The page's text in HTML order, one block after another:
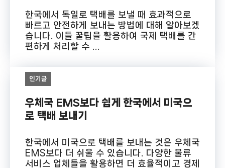
한국에서 독일로 택배를 보낼 때 효과적으로
빠르고 안전하게 보내는 방법에 대해 알아보겠
습니다. 이들 꿀팁을 활용하여 국제 택배를 간
편하게 처리할 수 ...
인기글
우체국 EMS보다 쉽게 한국에서 미국으
로 택배 보내기
한국에서 미국으로 택배를 보내는 것은 우체국
EMS보다 더 쉬울 수 있습니다. 다양한 물류
서비스 업체들을 활용하면 더 효율적이고 경제